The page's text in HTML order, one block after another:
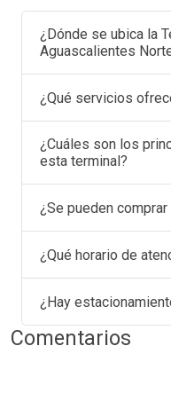
¿Dónde se ubica la
Aguascalientes
¿Qué servicios
¿Cuáles son los
esta terminal?
¿Se pueden
¿Qué horario de
¿Hay
Comentarios